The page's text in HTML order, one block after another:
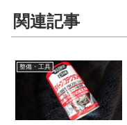
関連記事
整備・工具